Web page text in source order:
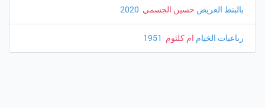
بالبنط العريض حسين الجسمي
رباعيات الخيام ام كلثوم